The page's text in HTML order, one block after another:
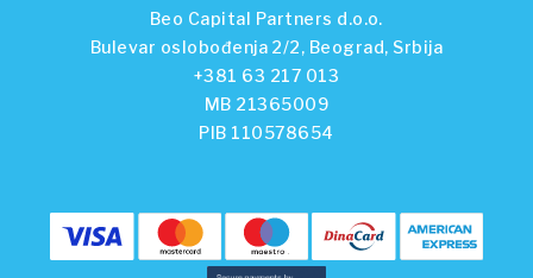
Beo Capital Partners d.o.o.
Bulevar oslobođenja 2/2, Beograd, Srbija
+381 63 217 013
MB 21365009
PIB 110578654